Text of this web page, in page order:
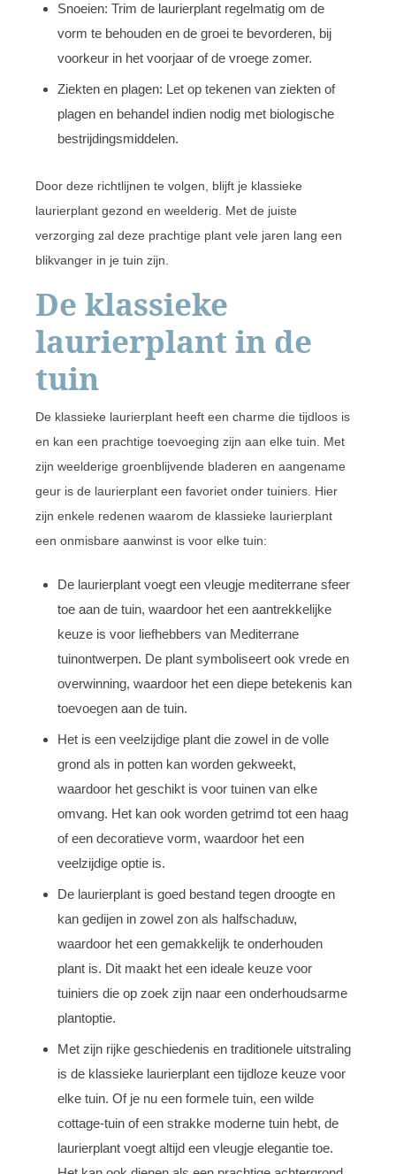
Snoeien: Trim de laurierplant regelmatig om de
vorm te behouden en de groei te bevorderen, bij
voorkeur in het voorjaar of de vroege zomer.
Ziekten en plagen: Let op tekenen van ziekten of
plagen en behandel indien nodig met biologische
bestrijdingsmiddelen.
Door deze richtlijnen te volgen, blijft je klassieke
laurierplant gezond en weelderig. Met de juiste
verzorging zal deze prachtige plant vele jaren lang een
blikvanger in je tuin zijn.
De klassieke
laurierplant in de
tuin
De klassieke laurierplant heeft een charme die tijdloos is
en kan een prachtige toevoeging zijn aan elke tuin. Met
zijn weelderige groenblijvende bladeren en aangename
geur is de laurierplant een favoriet onder tuiniers. Hier
zijn enkele redenen waarom de klassieke laurierplant
een onmisbare aanwinst is voor elke tuin:
De laurierplant voegt een vleugje mediterrane sfeer
toe aan de tuin, waardoor het een aantrekkelijke
keuze is voor liefhebbers van Mediterrane
tuinontwerpen. De plant symboliseert ook vrede en
overwinning, waardoor het een diepe betekenis kan
toevoegen aan de tuin.
Het is een veelzijdige plant die zowel in de volle
grond als in potten kan worden gekweekt,
waardoor het geschikt is voor tuinen van elke
omvang. Het kan ook worden getrimd tot een haag
of een decoratieve vorm, waardoor het een
veelzijdige optie is.
De laurierplant is goed bestand tegen droogte en
kan gedijen in zowel zon als halfschaduw,
waardoor het een gemakkelijk te onderhouden
plant is. Dit maakt het een ideale keuze voor
tuiniers die op zoek zijn naar een onderhoudsarme
plantoptie.
Met zijn rijke geschiedenis en traditionele uitstraling
is de klassieke laurierplant een tijdloze keuze voor
elke tuin. Of je nu een formele tuin, een wilde
cottage-tuin of een strakke moderne tuin hebt, de
laurierplant voegt altijd een vleugje elegantie toe.